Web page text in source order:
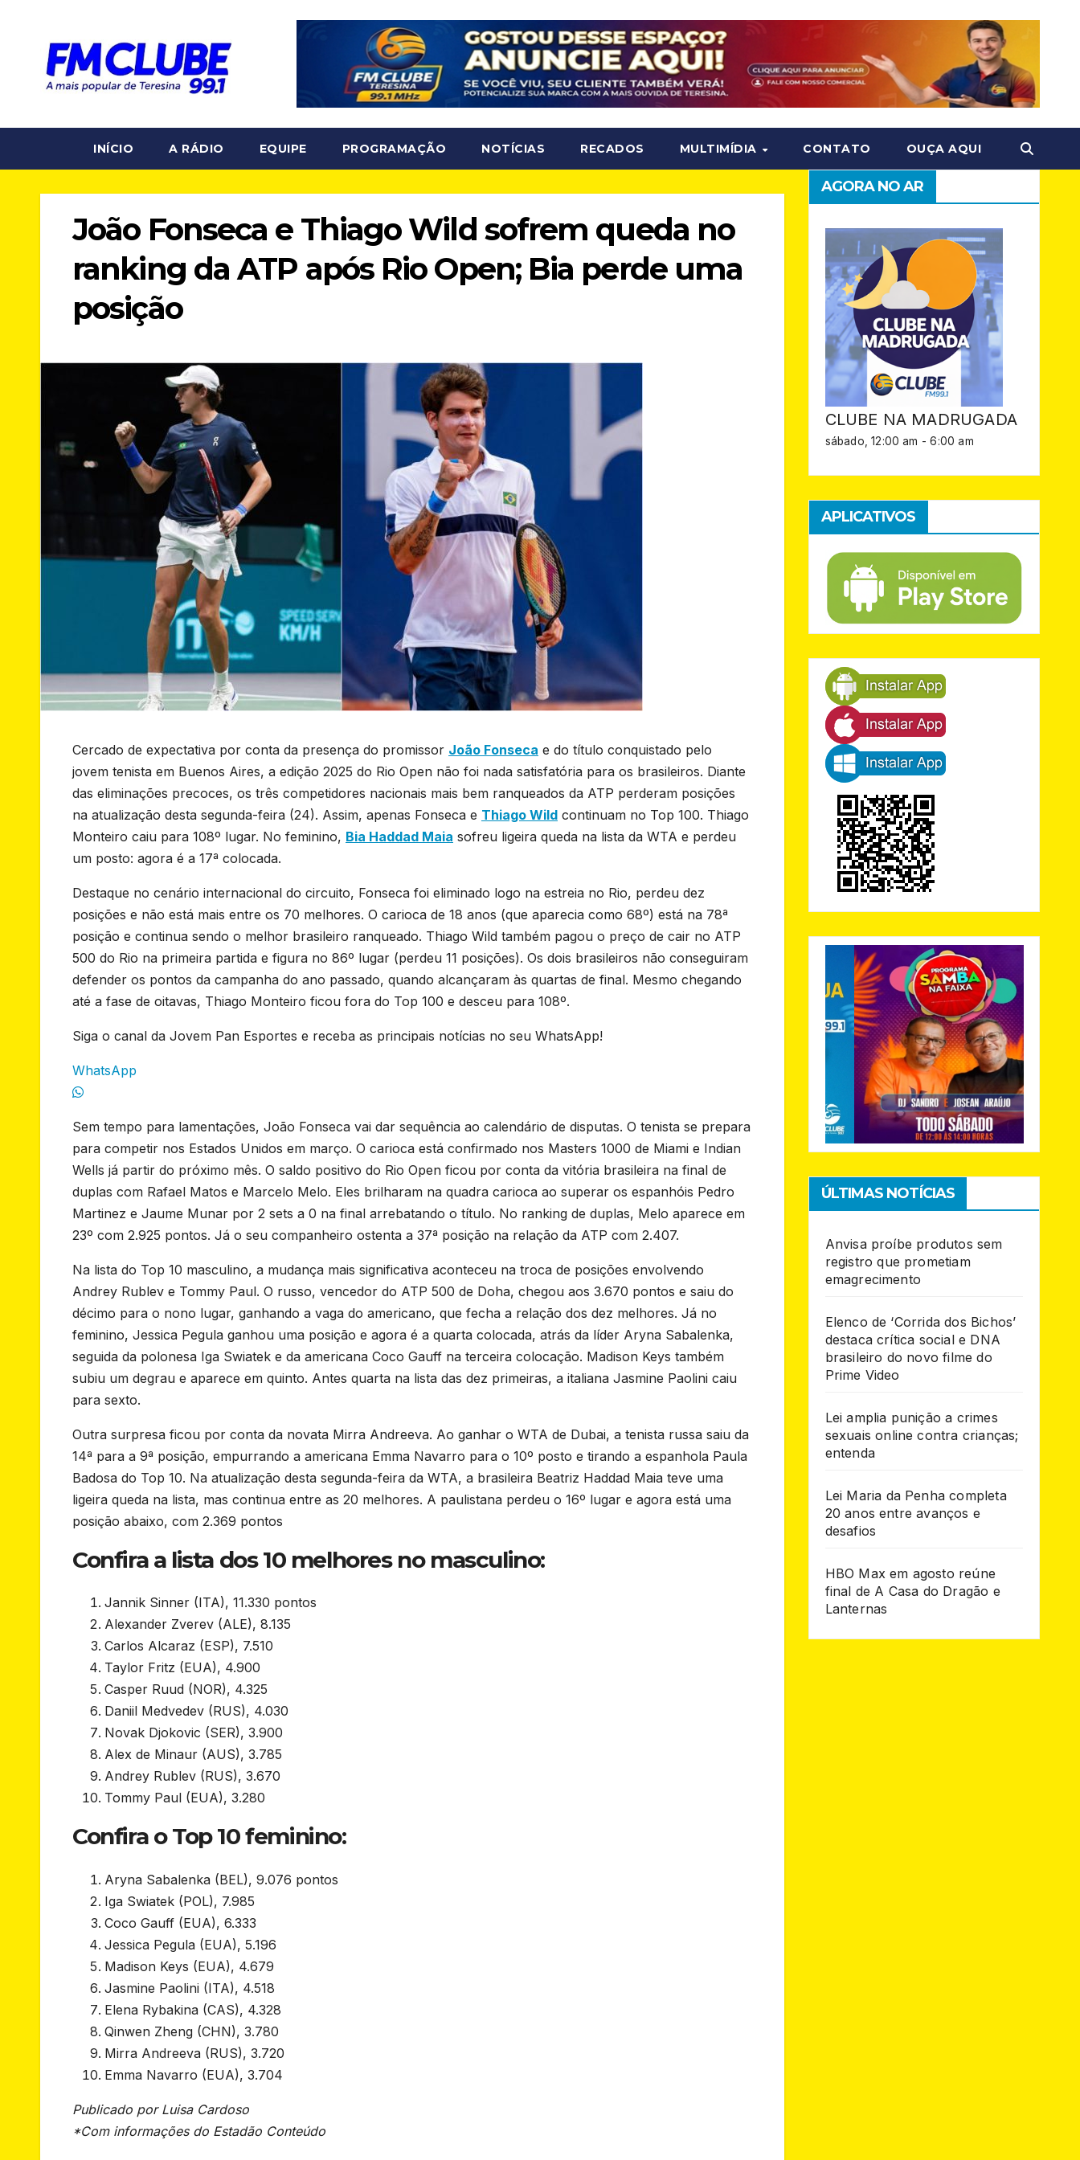
INÍCIO A RÁDIO EQUIPE PROGRAMAÇÃO NOTÍCIAS RECADOS MULTIMÍDIA CONTATO OUÇA AQUI
João Fonseca e Thiago Wild sofrem queda no
ranking da ATP após Rio Open; Bia perde uma
posição
Cercado de expectativa por conta da presença do promissor João Fonseca e do título conquistado pelo
jovem tenista em Buenos Aires, a edição 2025 do Rio Open não foi nada satisfatória para os brasileiros. Diante
das eliminações precoces, os três competidores nacionais mais bem ranqueados da ATP perderam posições
na atualização desta segunda-feira (24). Assim, apenas Fonseca e Thiago Wild continuam no Top 100. Thiago
Monteiro caiu para 108º lugar. No feminino, Bia Haddad Maia sofreu ligeira queda na lista da WTA e perdeu
um posto: agora é a 17ª colocada.
Destaque no cenário internacional do circuito, Fonseca foi eliminado logo na estreia no Rio, perdeu dez
posições e não está mais entre os 70 melhores. O carioca de 18 anos (que aparecia como 68º) está na 78ª
posição e continua sendo o melhor brasileiro ranqueado. Thiago Wild também pagou o preço de cair no ATP
500 do Rio na primeira partida e figura no 86º lugar (perdeu 11 posições). Os dois brasileiros não conseguiram
defender os pontos da campanha do ano passado, quando alcançaram às quartas de final. Mesmo chegando
até a fase de oitavas, Thiago Monteiro ficou fora do Top 100 e desceu para 108º.
Siga o canal da Jovem Pan Esportes e receba as principais notícias no seu WhatsApp!
WhatsApp
Sem tempo para lamentações, João Fonseca vai dar sequência ao calendário de disputas. O tenista se prepara
para competir nos Estados Unidos em março. O carioca está confirmado nos Masters 1000 de Miami e Indian
Wells já partir do próximo mês. O saldo positivo do Rio Open ficou por conta da vitória brasileira na final de
duplas com Rafael Matos e Marcelo Melo. Eles brilharam na quadra carioca ao superar os espanhóis Pedro
Martinez e Jaume Munar por 2 sets a 0 na final arrebatando o título. No ranking de duplas, Melo aparece em
23º com 2.925 pontos. Já o seu companheiro ostenta a 37ª posição na relação da ATP com 2.407.
Na lista do Top 10 masculino, a mudança mais significativa aconteceu na troca de posições envolvendo
Andrey Rublev e Tommy Paul. O russo, vencedor do ATP 500 de Doha, chegou aos 3.670 pontos e saiu do
décimo para o nono lugar, ganhando a vaga do americano, que fecha a relação dos dez melhores. Já no
feminino, Jessica Pegula ganhou uma posição e agora é a quarta colocada, atrás da líder Aryna Sabalenka,
seguida da polonesa Iga Swiatek e da americana Coco Gauff na terceira colocação. Madison Keys também
subiu um degrau e aparece em quinto. Antes quarta na lista das dez primeiras, a italiana Jasmine Paolini caiu
para sexto.
Outra surpresa ficou por conta da novata Mirra Andreeva. Ao ganhar o WTA de Dubai, a tenista russa saiu da
14ª para a 9ª posição, empurrando a americana Emma Navarro para o 10º posto e tirando a espanhola Paula
Badosa do Top 10. Na atualização desta segunda-feira da WTA, a brasileira Beatriz Haddad Maia teve uma
ligeira queda na lista, mas continua entre as 20 melhores. A paulistana perdeu o 16º lugar e agora está uma
posição abaixo, com 2.369 pontos
Confira a lista dos 10 melhores no masculino:
Jannik Sinner (ITA), 11.330 pontos
Alexander Zverev (ALE), 8.135
Carlos Alcaraz (ESP), 7.510
Taylor Fritz (EUA), 4.900
Casper Ruud (NOR), 4.325
Daniil Medvedev (RUS), 4.030
Novak Djokovic (SER), 3.900
Alex de Minaur (AUS), 3.785
Andrey Rublev (RUS), 3.670
Tommy Paul (EUA), 3.280
Confira o Top 10 feminino:
Aryna Sabalenka (BEL), 9.076 pontos
Iga Swiatek (POL), 7.985
Coco Gauff (EUA), 6.333
Jessica Pegula (EUA), 5.196
Madison Keys (EUA), 4.679
Jasmine Paolini (ITA), 4.518
Elena Rybakina (CAS), 4.328
Qinwen Zheng (CHN), 3.780
Mirra Andreeva (RUS), 3.720
Emma Navarro (EUA), 3.704
Publicado por Luisa Cardoso
*Com informações do Estadão Conteúdo
AGORA NO AR
CLUBE NA MADRUGADA
sábado, 12:00 am -6:00 am
APLICATIVOS
ÚLTIMAS NOTÍCIAS
Anvisa proíbe produtos sem
registro que prometiam
emagrecimento
Elenco de ‘Corrida dos Bichos’
destaca crítica social e DNA
brasileiro do novo filme do
Prime Video
Lei amplia punição a crimes
sexuais online contra crianças;
entenda
Lei Maria da Penha completa
20 anos entre avanços e
desafios
HBO Max em agosto reúne
final de A Casa do Dragão e
Lanternas